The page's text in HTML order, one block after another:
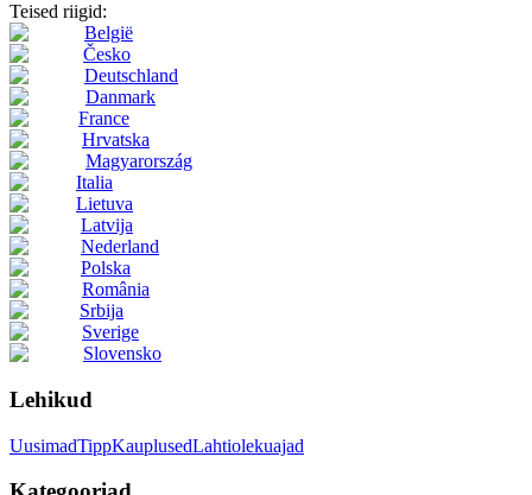
Teised riigid:
België
Česko
Deutschland
Danmark
France
Hrvatska
Magyarország
Italia
Lietuva
Latvija
Nederland
Polska
România
Srbija
Sverige
Slovensko
Lehikud
UusimadTippKauplusedLahtiolekuajad